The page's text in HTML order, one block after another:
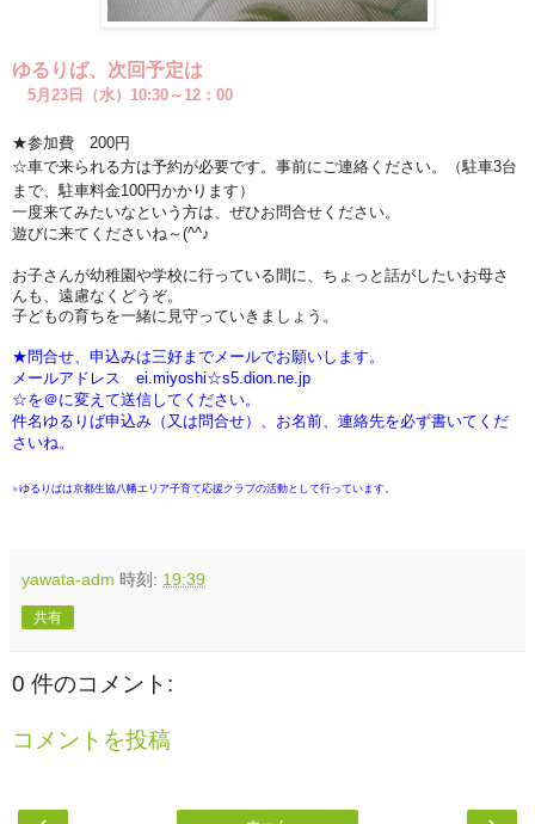
ゆるりば、次回予定は
5月23日（水）10:30～12：00
★参加費 200円
☆車で来られる方は予約が必要です。事前にご連絡ください。（駐車3台
まで、駐車料金100円かかります）
一度来てみたいなという方は、ぜひお問合せください。
遊びに来てくださいね～(^^♪
お子さんが幼稚園や学校に行っている間に、ちょっと話がしたいお母さ
んも、遠慮なくどうぞ。
子どもの育ちを一緒に見守っていきましょう。
★問合せ、申込みは三好までメールでお願いします。
メールアドレス ei.miyoshi☆s5.dion.ne.jp
☆を＠に変えて送信してください。
件名ゆるりば申込み（又は問合せ）、お名前、連絡先を必ず書いてくだ
さいね。
※ゆるりばは京都生協八幡エリア子育て応援クラブの活動として行っています。
yawata-adm 時刻: 19:39
共有
0 件のコメント:
コメントを投稿